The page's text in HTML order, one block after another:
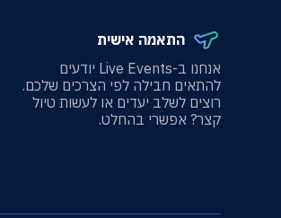
התאמה אישית
אנחנו ב-Live Events יודעים
להתאים חבילה לפי הצרכים שלכם.
רוצים לשלב יעדים או לעשות טיול
קצר? אפשרי בהחלט.